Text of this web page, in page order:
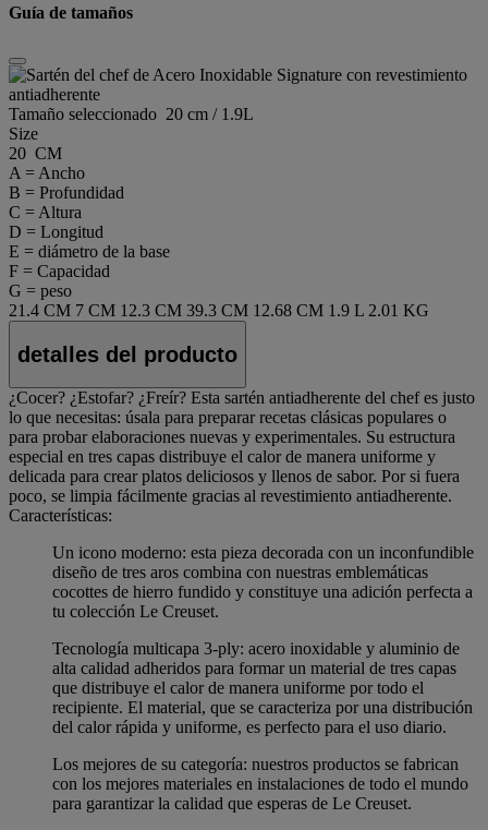
Guía de tamaños
Tamaño seleccionado 20 cm / 1.9L
Size
20 CM
A = Ancho
B = Profundidad
C = Altura
D = Longitud
E = diámetro de la base
F = Capacidad
G = peso
21.4 CM 7 CM 12.3 CM 39.3 CM 12.68 CM 1.9 L 2.01 KG
detalles del producto
¿Cocer? ¿Estofar? ¿Freír? Esta sartén antiadherente del chef es justo
lo que necesitas: úsala para preparar recetas clásicas populares o
para probar elaboraciones nuevas y experimentales. Su estructura
especial en tres capas distribuye el calor de manera uniforme y
delicada para crear platos deliciosos y llenos de sabor. Por si fuera
poco, se limpia fácilmente gracias al revestimiento antiadherente.
Características:
Un icono moderno: esta pieza decorada con un inconfundible
diseño de tres aros combina con nuestras emblemáticas
cocottes de hierro fundido y constituye una adición perfecta a
tu colección Le Creuset.
Tecnología multicapa 3-ply: acero inoxidable y aluminio de
alta calidad adheridos para formar un material de tres capas
que distribuye el calor de manera uniforme por todo el
recipiente. El material, que se caracteriza por una distribución
del calor rápida y uniforme, es perfecto para el uso diario.
Los mejores de su categoría: nuestros productos se fabrican
con los mejores materiales en instalaciones de todo el mundo
para garantizar la calidad que esperas de Le Creuset.